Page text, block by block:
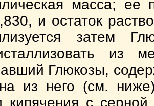
масса;
и остаток
затем
из
Глюкозы,
из него (см.
кипячения с